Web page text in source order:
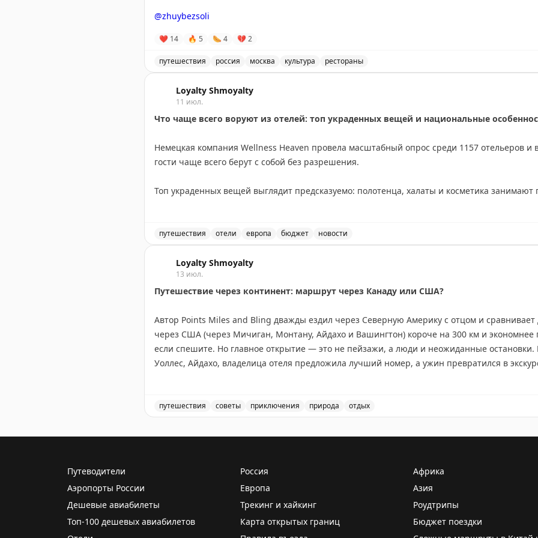
@zhuybezsoli
❤ 14 🔥 5 🌭 4 💔 2
путешествия россия москва культура рестораны
Loyalty Shmoyalty
11 июл.
Что чаще всего воруют из отелей: топ украденных вещей и национальные
Немецкая компания Wellness Heaven провела масштабный опрос среди 1157 отельеров и
гости чаще всего берут с собой без разрешения.
Топ украденных вещей выглядит предсказуемо: полотенца, халаты и косметика занимают
Самые экстравагантные кражи показывают фантазию постояльцев: в Берлине гости
рояль, во Франции — чучело кабана. Также зафиксированы случаи кражи дверных
композиций.
Интересно, что предпочтения в краже различаются в зависимости от звездности отеля.
Этот опрос показывает, что даже в эпоху путешествий и туризма некоторые гости не могут
взять на память что-то из номера. Отельеры уже привыкли к таким потерям и
проживания.
путешествия отели европа бюджет новости
Loyalty Shmoyalty
13 июл.
Путешествие через континент: маршрут через Канаду или США?
Автор Points Miles and Bling дважды ездил через Северную Америку с отцом и
через США (через Мичиган, Монтану, Айдахо и Вашингтон) короче на 300 км и экономнее
если спешите. Но главное открытие — это не пейзажи, а люди и неожиданные остановки.
Уоллес, Айдахо, владелица отеля предложила лучший номер, а ужин превратился в
посетив малые города вроде Вавы или Муз-Джо. Если спешите — США справедливо
оставить место для неожиданных открытий.
путешествия советы приключения природа отдых
Путеводители Россия Африка
Аэропорты России
Европа Азия
Дешевые авиабилеты
Трекинг и хайкинг Роудтрипы
Топ-100 дешевых авиабилетов
Карта открытых границ Бюджет поездки